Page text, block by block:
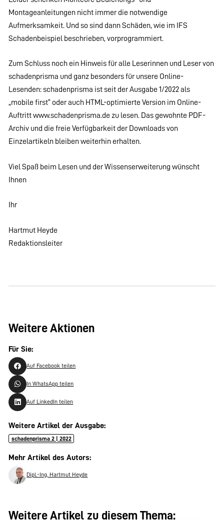
Montageanleitungen nicht immer die notwendige
Aufmerksamkeit. Und so sind dann Schäden, wie im IFS
Schadenbeispiel beschrieben, vorprogrammiert.
Zum Schluss noch ein Hinweis für alle Leserinnen und Leser von
schadenprisma und ganz besonders für unsere Online-
Lesenden: schadenprisma ist seit der Ausgabe 1/2022 als
„mobile first“ oder auch HTML-optimierte Version im Online-
Auftritt www.schadenprisma.de zu lesen. Das gewohnte PDF-
Archiv und die freie Verfügbarkeit der Downloads von
Einzelartikeln bleiben weiterhin erhalten.
Viel Spaß beim Lesen und der Wissenserweiterung wünscht
Ihnen
Ihr
Hartmut Heyde
Redaktionsleiter
Weitere Aktionen
Für Sie:
Auf Facebook teilen
In WhatsApp teilen
Auf LinkedIn teilen
Weitere Artikel der Ausgabe:
schadenprisma 2 | 2022
Mehr Artikel des Autors:
Dipl.-Ing. Hartmut Heyde
Weitere Artikel zu diesem Thema: